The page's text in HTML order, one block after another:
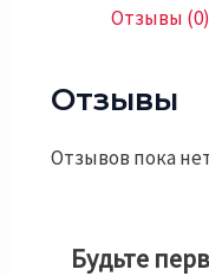
Отзывы (0)
Отзывы
Отзывов пока
Будьте